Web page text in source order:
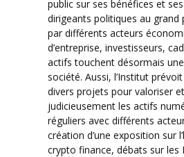
public sur ses bénéfices et
dirigeants politiques au grand
par différents acteurs
d’entreprise, investisseurs,
actifs touchent désormais
société. Aussi, l’Institut prévoit
divers projets pour valoriser
judicieusement les actifs
réguliers avec différents
création d’une exposition sur
crypto finance, débats sur les